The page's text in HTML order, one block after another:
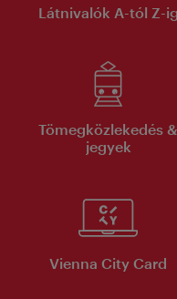
Látnivalók A-tól Z-ig
Tömegközlekedés &
jegyek
Vienna City Card